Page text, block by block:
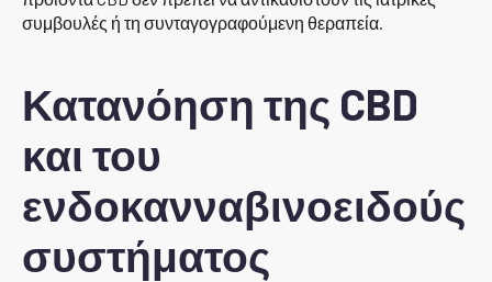
συμβουλές ή τη συνταγογραφούμενη θεραπεία.
Κατανόηση της CBD
και του
ενδοκανναβινοειδούς
συστήματος